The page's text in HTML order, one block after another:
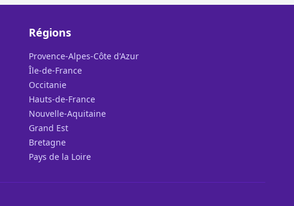
Régions
Provence-Alpes-Côte d'Azur
Île-de-France
Occitanie
Hauts-de-France
Nouvelle-Aquitaine
Grand Est
Bretagne
Pays de la Loire